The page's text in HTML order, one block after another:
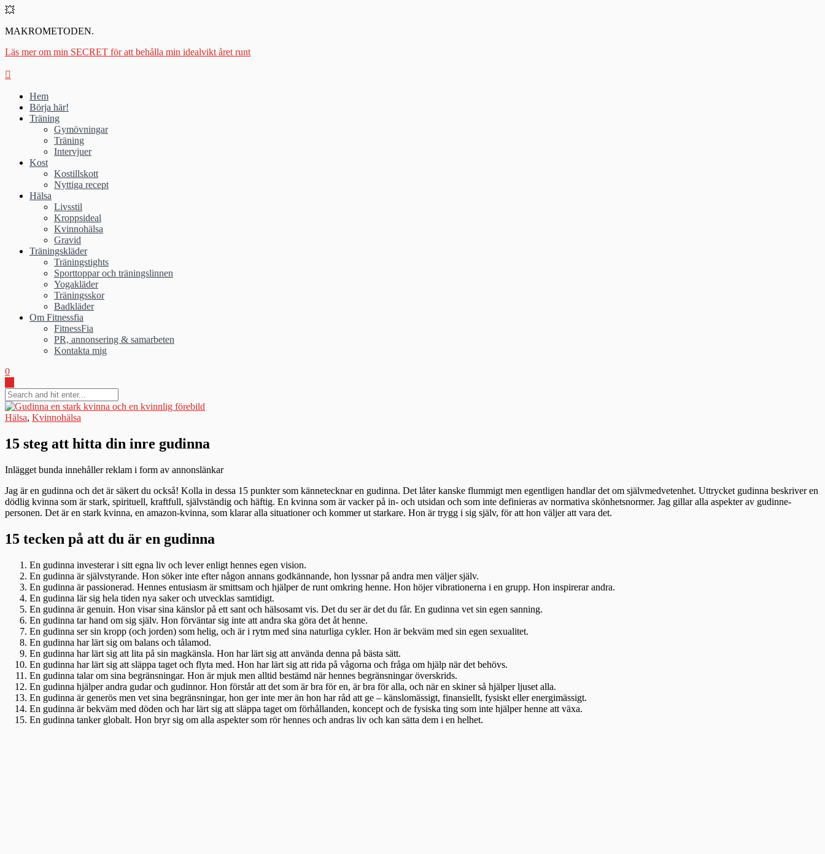
💥
MAKROMETODEN.
Läs mer om min SECRET för att behålla min idealvikt året runt
Hem
Börja här!
Träning
Gymövningar
Träning
Intervjuer
Kost
Kostillskott
Nyttiga recept
Hälsa
Livsstil
Kroppsideal
Kvinnohälsa
Gravid
Träningskläder
Träningstights
Sporttoppar och träningslinnen
Yogakläder
Träningsskor
Badkläder
Om Fitnessfia
FitnessFia
PR, annonsering & samarbeten
Kontakta mig
0
Hälsa, Kvinnohälsa
15 steg att hitta din inre gudinna
Inlägget bunda innehåller reklam i form av annonslänkar
Jag är en gudinna och det är säkert du också! Kolla in dessa 15 punkter som kännetecknar en gudinna. Det låter kanske flummigt men egentligen handlar det om självmedvetenhet. Uttrycket gudinna beskriver en
dödlig kvinna som är stark, spirituell, kraftfull, självständig och häftig. En kvinna som är vacker på in- och utsidan och som inte definieras av normativa skönhetsnormer. Jag gillar alla aspekter av gudinne-
personen. Det är en stark kvinna, en amazon-kvinna, som klarar alla situationer och kommer ut starkare. Hon är trygg i sig själv, för att hon väljer att vara det.
15 tecken på att du är en gudinna
En gudinna investerar i sitt egna liv och lever enligt hennes egen vision.
En gudinna är självstyrande. Hon söker inte efter någon annans godkännande, hon lyssnar på andra men väljer själv.
En gudinna är passionerad. Hennes entusiasm är smittsam och hjälper de runt omkring henne. Hon höjer vibrationerna i en grupp. Hon inspirerar andra.
En gudinna lär sig hela tiden nya saker och utvecklas samtidigt.
En gudinna är genuin. Hon visar sina känslor på ett sant och hälsosamt vis. Det du ser är det du får. En gudinna vet sin egen sanning.
En gudinna tar hand om sig själv. Hon förväntar sig inte att andra ska göra det åt henne.
En gudinna ser sin kropp (och jorden) som helig, och är i rytm med sina naturliga cykler. Hon är bekväm med sin egen sexualitet.
En gudinna har lärt sig om balans och tålamod.
En gudinna har lärt sig att lita på sin magkänsla. Hon har lärt sig att använda denna på bästa sätt.
En gudinna har lärt sig att släppa taget och flyta med. Hon har lärt sig att rida på vågorna och fråga om hjälp när det behövs.
En gudinna talar om sina begränsningar. Hon är mjuk men alltid bestämd när hennes begränsningar överskrids.
En gudinna hjälper andra gudar och gudinnor. Hon förstår att det som är bra för en, är bra för alla, och när en skiner så hjälper ljuset alla.
En gudinna är generös men vet sina begränsningar, hon ger inte mer än hon har råd att ge – känslomässigt, finansiellt, fysiskt eller energimässigt.
En gudinna är bekväm med döden och har lärt sig att släppa taget om förhållanden, koncept och de fysiska ting som inte hjälper henne att växa.
En gudinna tanker globalt. Hon bryr sig om alla aspekter som rör hennes och andras liv och kan sätta dem i en helhet.